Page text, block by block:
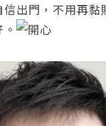
出門，不用再黏